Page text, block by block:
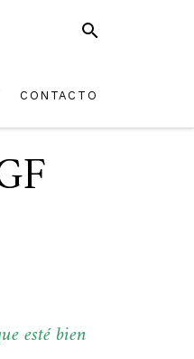
SEARCH
CONTACTO
CONTACTO
esté bien